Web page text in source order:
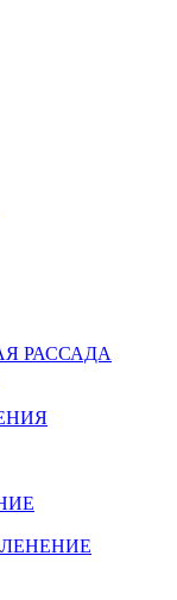
РАССАДА